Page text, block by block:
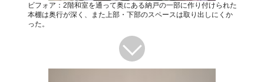
ビフォア：2階和室を通って奥にある納戸の一部に作り付けられた
本棚は奥行が深く、また上部・下部のスペースは取り出しにくか
った。